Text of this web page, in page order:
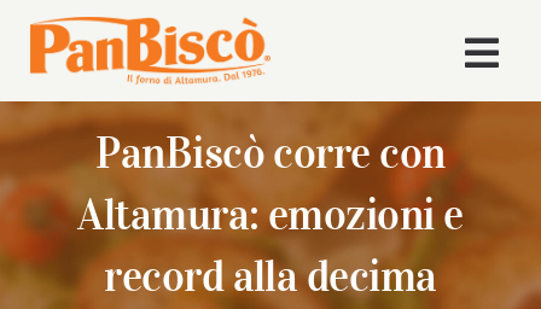
Salta
Home
Azienda
Volley
PanBiscò corre con
Altamura: emozioni e
record alla decima